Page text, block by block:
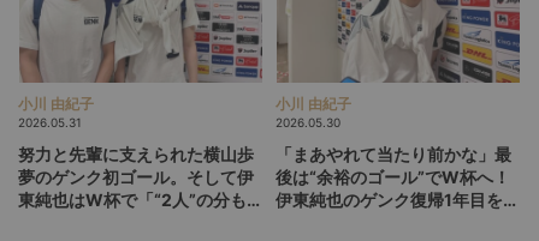
小川 由紀子
2026.05.31
努力と先輩に支えられた横山歩
夢のゲンク初ゴール。そして伊
東純也はW杯で「“2人”の分も頑
小川 由紀子
2026.05.30
「まあやれて当たり前かな」最
後は“余裕のゴール”でW杯へ！
伊東純也のゲンク復帰1年目を総